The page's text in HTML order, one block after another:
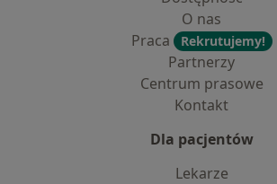
O nas
Praca
Rekrutujemy!
Partnerzy
Centrum prasowe
Kontakt
Dla pacjentów
Lekarze